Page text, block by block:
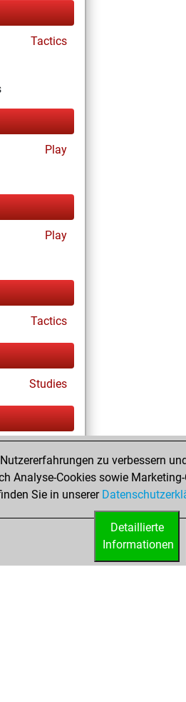
Tactics
Play
Play
Tactics
Studies
zu verbessern
Analyse-Cookies sowie
Sie in unserer
Detaillierte
Informationen